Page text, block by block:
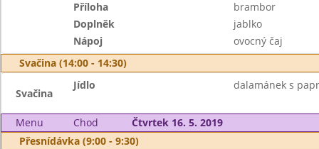
Příloha
brambor
Doplněk
jablko
Nápoj
ovocný čaj
Svačina (14:00 - 14:30)
Svačina
Jídlo dalamánek s
Menu Chod
Čtvrtek 16. 5. 2019
Přesnídávka (9:00 - 9:30)